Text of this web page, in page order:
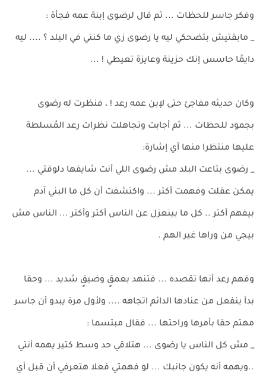
وفكر جاسر للحظات ... ثم قال لرضوى إبنة عمه فجأة :
_ مابقتيش بتضحكي ليه يا رضوى زي ما كنتي في البلد ؟ .... ليه
دايمًا حاسس إنك حزينة وعايزة تعيطي ! ...
وكان حديثه مفاجئ حتى لإبن عمه رعد ! ، فنظرت له رضوى
بجمود للحظات ... ثم أجابت وتجاهلت نظرات رعد المُسلطة
عليها منتظرا منها أي إشارة:
_ رضوى بتاعت البلد مش رضوى اللي أنت شايفها دلوقتي ...
يمكن عقلت وفهمت أكتر ... واكتشفت أن كل ما البني آدم
بيفهم أكتر .. كل ما بينعزل عن الناس أكتر وأكتر ... الناس مش
بيجي من وراها غير الهم .
وفهم رعد أنها تقصده ... فتنهد بعمقٍ وضيقٍ شديد ... وحقا
بدأ ينفعل من عنادها الدائم اتجاهه .... ولأول مرة يبدو أن جاسر
مهتم حقا بأمرها وراحتها ... فقال مبتسما :
_ مش كل الناس يا رضوى ... هتلاقي حد وسط كتير يهمه أنتي
..ويهمه أنه يكون جانبك ... لو فهمتي فعلا هتعرفي أن قبل أي